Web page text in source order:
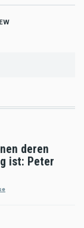
deren
ist: Peter